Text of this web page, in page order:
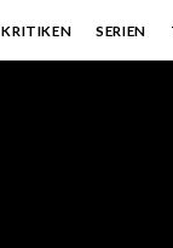
KRITIKEN SERIEN